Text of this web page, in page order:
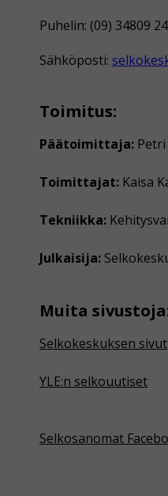
Puhelin: (09) 34809
Sähköposti:
Toimitus:
Päätoimittaja:
Toimittajat: Kaisa
Tekniikka:
Julkaisija:
Muita
Selkokeskuksen sivut
YLE:n selkouutiset
Selkosanomat